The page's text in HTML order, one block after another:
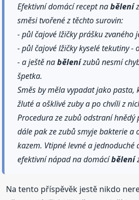
Efektivní domácí recept nabělení
směsi tvořené z těchto surovin:
- půl čajové lžičky prášku zvaného
- půl čajové lžičky kyselé tekutiny -
- a ještě nabělenízubů nesmí
špetka.
Směs by měla vypadat jako pasta,
žluté a ošklivé zuby a po chvíli z
Procedura ze zubů odstraní hnědý
dále pak ze zubů smyje bakterie a
kazem. Vtipné levné a jednoduché
efektivní nápad na domácíbělení
Na tento příspěvěk jestě nikdo